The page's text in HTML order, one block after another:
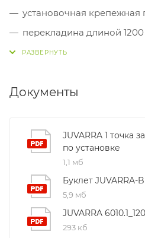
установочная крепежная
перекладина длиной
ответные планки из
винт TC 4,2x13 (2шт)
винт TS Ø 4,2x16 (2шт)
винт TS M5x6 (2шт)
винт TS M4x5 (8шт)
Документы
JUVARRA 1 точка
по установке
1,1 мб
Буклет JUVARRA-
5,9 мб
JUVARRA
293 кб